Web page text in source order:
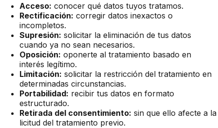
Acceso: conocer qué datos tuyos tratamos.
Rectificación: corregir datos inexactos o
incompletos.
Supresión: solicitar la eliminación de tus datos
cuando ya no sean necesarios.
Oposición: oponerte al tratamiento basado en
interés legítimo.
Limitación: solicitar la restricción del tratamiento en
determinadas circunstancias.
Portabilidad: recibir tus datos en formato
estructurado.
Retirada del consentimiento: sin que ello afecte a la
licitud del tratamiento previo.